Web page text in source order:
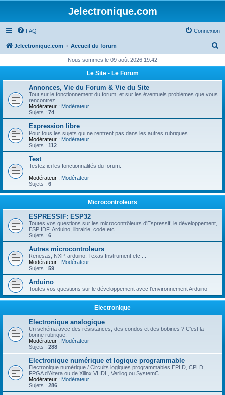
Jelectronique.com
FAQ Connexion
Jelectronique.com Accueil du forum
h
c
r
Nous sommes le 09 août 2026 19:42
Le Site - Le Forum
Annonces, Vie du Forum & Vie du Site
Tout sur le fonctionnement du forum, et sur les éventuels problèmes que vous
rencontrez
Modérateur : Modérateur
Sujets : 74
Expression libre
Pour tous les sujets qui ne rentrent pas dans les autres rubriques
Modérateur : Modérateur
Sujets : 112
Test
Testez ici les fonctionnalités du forum.
Modérateur : Modérateur
Sujets : 6
Microcontroleurs
ESPRESSIF: ESP32
Toutes vos questions sur les microcontrôleurs d'Espressif, le développement,
ESP IDF, Arduino, librairie, code etc ...
Sujets : 6
Autres microcontroleurs
Renesas, NXP, arduino, Texas Instrument etc ...
Modérateur : Modérateur
Sujets : 59
Arduino
Toutes vos questions sur le développement avec l'environnement Arduino
Electronique
Electronique analogique
Un schéma avec des résistances, des condos et des bobines ? C’est la
bonne rubrique.
Modérateur : Modérateur
Sujets : 288
Electronique numérique et logique programmable
Electronique numérique / Circuits logiques programmables EPLD, CPLD,
FPGA d'Altera ou de Xilinx VHDL, Verilog ou SystemC
Modérateur : Modérateur
Sujets : 286